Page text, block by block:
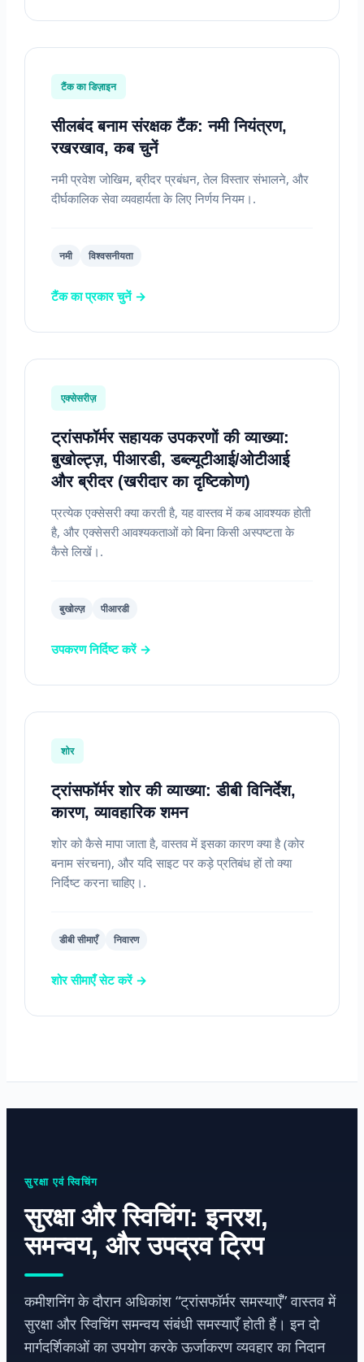
टैंक का डिज़ाइन
सीलबंद बनाम संरक्षक टैंक: नमी नियंत्रण,
रखरखाव, कब चुनें
नमी प्रवेश जोखिम, ब्रीदर प्रबंधन, तेल विस्तार संभालने, और
दीर्घकालिक सेवा व्यवहार्यता के लिए निर्णय नियम।.
नमी विश्वसनीयता
टैंक का प्रकार चुनें →
एक्सेसरीज़
ट्रांसफॉर्मर सहायक उपकरणों की व्याख्या:
बुखोल्ट्ज़, पीआरडी, डब्ल्यूटीआई/ओटीआई
और ब्रीदर (खरीदार का दृष्टिकोण)
प्रत्येक एक्सेसरी क्या करती है, यह वास्तव में कब आवश्यक होती
है, और एक्सेसरी आवश्यकताओं को बिना किसी अस्पष्टता के
कैसे लिखें।.
बुखोल्ज़ पीआरडी
उपकरण निर्दिष्ट करें →
शोर
ट्रांसफॉर्मर शोर की व्याख्या: डीबी विनिर्देश,
कारण, व्यावहारिक शमन
शोर को कैसे मापा जाता है, वास्तव में इसका कारण क्या है (कोर
बनाम संरचना), और यदि साइट पर कड़े प्रतिबंध हों तो क्या
निर्दिष्ट करना चाहिए।.
डीबी सीमाएँ निवारण
शोर सीमाएँ सेट करें →
सुरक्षा एवं स्विचिंग
सुरक्षा और स्विचिंग: इनरश,
समन्वय, और उपद्रव ट्रिप
कमीशनिंग के दौरान अधिकांश “ट्रांसफॉर्मर समस्याएँ” वास्तव में
सुरक्षा और स्विचिंग समन्वय संबंधी समस्याएँ होती हैं। इन दो
मार्गदर्शिकाओं का उपयोग करके ऊर्जाकरण व्यवहार का निदान